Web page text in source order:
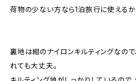
荷物の少ない方なら1泊旅行に使えるか
裏地は紺のナイロンキルティングなの
れても大丈夫。